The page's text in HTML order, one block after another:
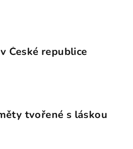
České republice
tvořené s láskou